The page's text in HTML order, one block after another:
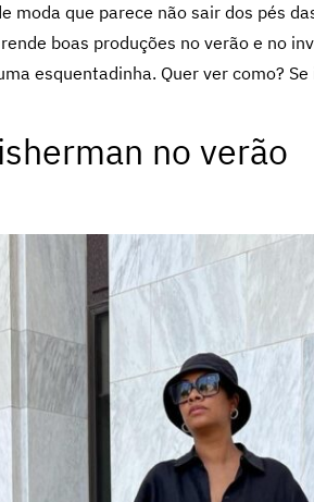
moda que parece não sair dos pés
boas produções no verão e no
esquentadinha. Quer ver como?
no verão